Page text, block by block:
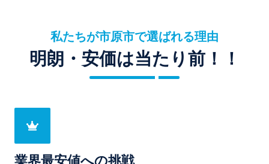
私たちが市原市で選ばれる理由
明朗・安価は当たり前！！